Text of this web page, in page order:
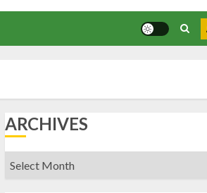
ARCHIVES
Archives